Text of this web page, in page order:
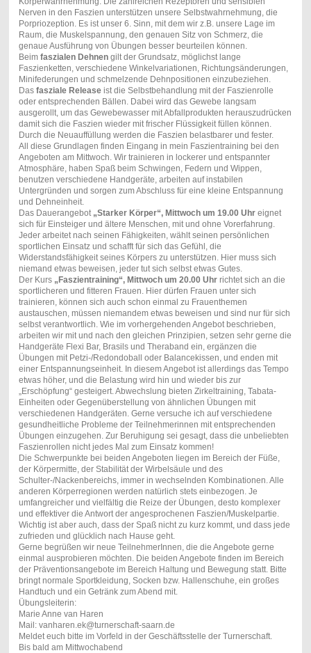
Nerven in den Faszien unterstützen unsere Selbstwahrnehmung, die
Porpriozeption. Es ist unser 6. Sinn, mit dem wir z.B. unsere Lage im
Raum, die Muskelspannung, den genauen Sitz von Schmerz, die
genaue Ausführung von Übungen besser beurteilen können.
Beim faszialen Dehnengilt der Grundsatz, möglichst lange
Faszienketten, verschiedene Winkelvariationen, Richtungsänderungen,
Minifederungen und schmelzende Dehnpositionen einzubeziehen.
Das fasziale Releaseist die Selbstbehandlung mit der Faszienrolle
oder entsprechenden Bällen. Dabei wird das Gewebe langsam
ausgerollt, um das Gewebewasser mit Abfallprodukten herauszudrücken
damit sich die Faszien wieder mit frischer Flüssigkeit füllen können.
Durch die Neuauffüllung werden die Faszien belastbarer und fester.
All diese Grundlagen finden Eingang in mein Faszientraining bei den
Angeboten am Mittwoch. Wir trainieren in lockerer und entspannter
Atmosphäre, haben Spaß beim Schwingen, Federn und Wippen,
benutzen verschiedene Handgeräte, arbeiten auf instabilen
Untergründen und sorgen zum Abschluss für eine kleine Entspannung
und Dehneinheit.
Das Dauerangebot „Starker Körper“, Mittwoch um 19.00 Uhreignet
sich für Einsteiger und ältere Menschen, mit und ohne Vorerfahrung.
Jeder arbeitet nach seinen Fähigkeiten, wählt seinen persönlichen
sportlichen Einsatz und schafft für sich das Gefühl, die
Widerstandsfähigkeit seines Körpers zu unterstützen. Hier muss sich
niemand etwas beweisen, jeder tut sich selbst etwas Gutes.
Der Kurs „Faszientraining“, Mittwoch um 20.00 Uhrrichtet sich an die
sportlicheren und fitteren Frauen. Hier dürfen Frauen unter sich
trainieren, können sich auch schon einmal zu Frauenthemen
austauschen, müssen niemandem etwas beweisen und sind nur für sich
selbst verantwortlich. Wie im vorhergehenden Angebot beschrieben,
arbeiten wir mit und nach den gleichen Prinzipien, setzen sehr gerne die
Handgeräte Flexi Bar, Brasils und Theraband ein, ergänzen die
Übungen mit Petzi-/Redondoball oder Balancekissen, und enden mit
einer Entspannungseinheit. In diesem Angebot ist allerdings das Tempo
etwas höher, und die Belastung wird hin und wieder bis zur
„Erschöpfung“ gesteigert. Abwechslung bieten Zirkeltraining, Tabata-
Einheiten oder Gegenüberstellung von ähnlichen Übungen mit
verschiedenen Handgeräten. Gerne versuche ich auf verschiedene
gesundheitliche Probleme der Teilnehmerinnen mit entsprechenden
Übungen einzugehen. Zur Beruhigung sei gesagt, dass die unbeliebten
Faszienrollen nicht jedes Mal zum Einsatz kommen!
Die Schwerpunkte bei beiden Angeboten liegen im Bereich der Füße,
der Körpermitte, der Stabilität der Wirbelsäule und des
Schulter-/Nackenbereichs, immer in wechselnden Kombinationen. Alle
anderen Körperregionen werden natürlich stets einbezogen. Je
umfangreicher und vielfältig die Reize der Übungen, desto komplexer
und effektiver die Antwort der angesprochenen Faszien/Muskelpartie.
Wichtig ist aber auch, dass der Spaß nicht zu kurz kommt, und dass jede
zufrieden und glücklich nach Hause geht.
Gerne begrüßen wir neue TeilnehmerInnen, die die Angebote gerne
einmal ausprobieren möchten. Die beiden Angebote finden im Bereich
der Präventionsangebote im Bereich Haltung und Bewegung statt. Bitte
bringt normale Sportkleidung, Socken bzw. Hallenschuhe, ein großes
Handtuch und ein Getränk zum Abend mit.
Übungsleiterin:
Marie Anne van Haren
Mail: vanharen.ek@turnerschaft-saarn.de
Meldet euch bitte im Vorfeld in der Geschäftsstelle der Turnerschaft.
Bis bald am Mittwochabend